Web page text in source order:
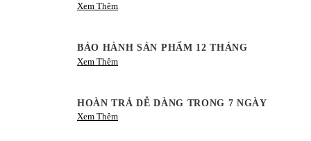
Xem Thêm
BẢO HÀNH SẢN PHẨM 12 THÁNG
Xem Thêm
HOÀN TRẢ DỄ DÀNG TRONG 7 NGÀY
Xem Thêm